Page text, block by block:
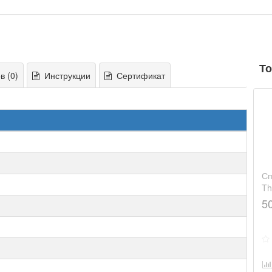
(0) Инструкции Сертификат